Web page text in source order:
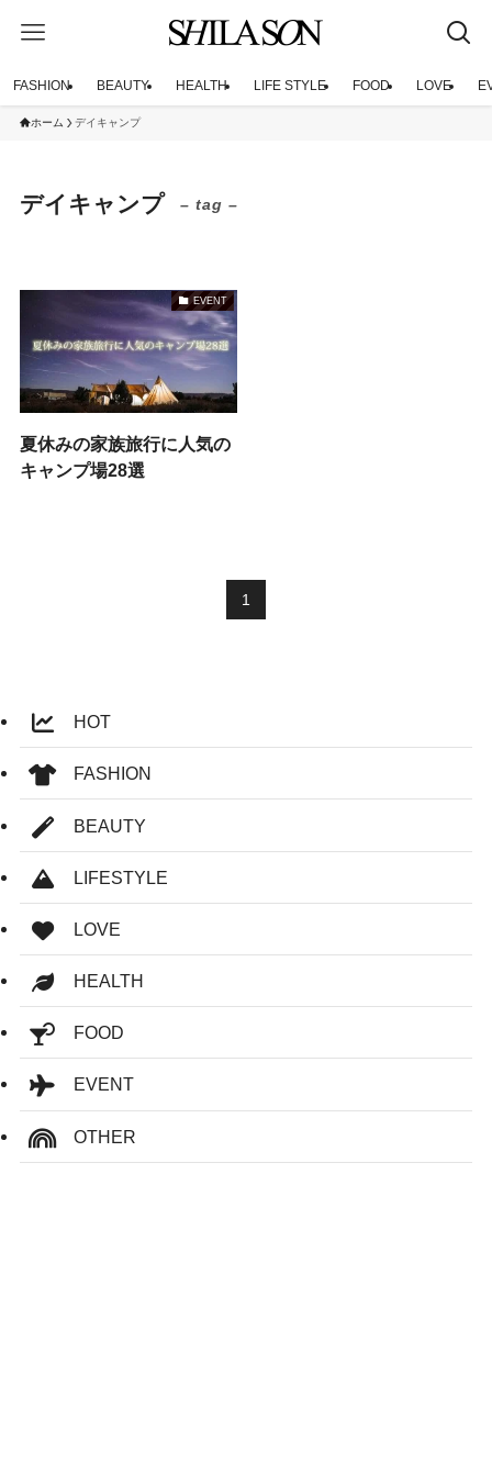
FASHION BEAUTY HEALTH LIFE STYLE FOOD LOVE
ホーム デイキャンプ
デイキャンプ – tag –
EVENT
夏休みの家族旅行に人気の
キャンプ場28選
1
HOT
FASHION
BEAUTY
LIFESTYLE
LOVE
HEALTH
FOOD
EVENT
OTHER